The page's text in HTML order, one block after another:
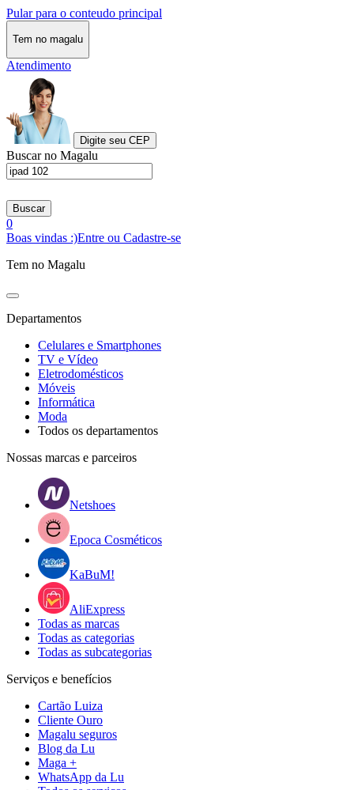
Pular para o conteudo principal
Tem no magalu
Atendimento
Digite seu CEP
Buscar no Magalu
Buscar
0
Boas vindas :)Entre ou Cadastre-se
Tem no Magalu
Departamentos
Celulares e Smartphones
TV e Vídeo
Eletrodomésticos
Móveis
Informática
Moda
Todos os departamentos
Nossas marcas e parceiros
Netshoes
Epoca Cosméticos
KaBuM!
AliExpress
Todas as marcas
Todas as categorias
Todas as subcategorias
Serviços e benefícios
Cartão Luiza
Cliente Ouro
Magalu seguros
Blog da Lu
Maga +
WhatsApp da Lu